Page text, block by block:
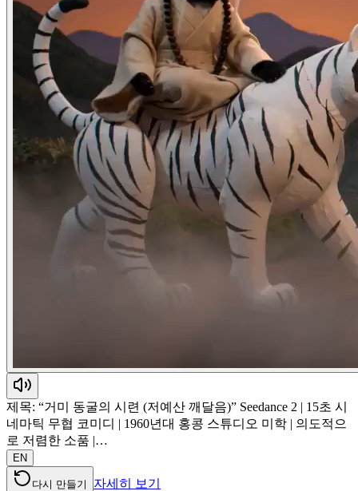
제목: “거미 동굴의 시련 (저예산 깨달음)” Seedance 2 | 15초 시
네마틱 무협 코미디 | 1960년대 홍콩 스튜디오 미학 | 의도적으
로 저렴한 소품 |…
EN
다시 만들기 자세히 보기